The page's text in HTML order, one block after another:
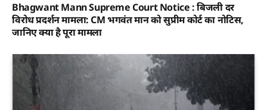
Bhagwant Mann Supreme Court Notice : बिजली दर
विरोध प्रदर्शन मामला: CM भगवंत मान को सुप्रीम कोर्ट का नोटिस,
जानिए क्या है पूरा मामला